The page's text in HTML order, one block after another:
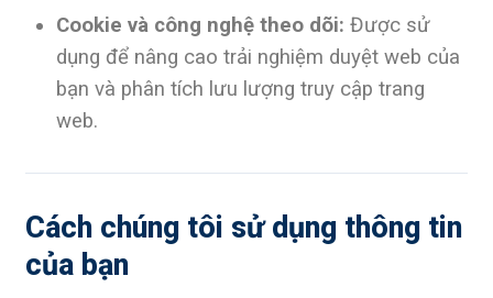
Cookie và công nghệ theo dõi: Được sử
dụng để nâng cao trải nghiệm duyệt web của
bạn và phân tích lưu lượng truy cập trang
web.
Cách chúng tôi sử dụng thông tin
của bạn